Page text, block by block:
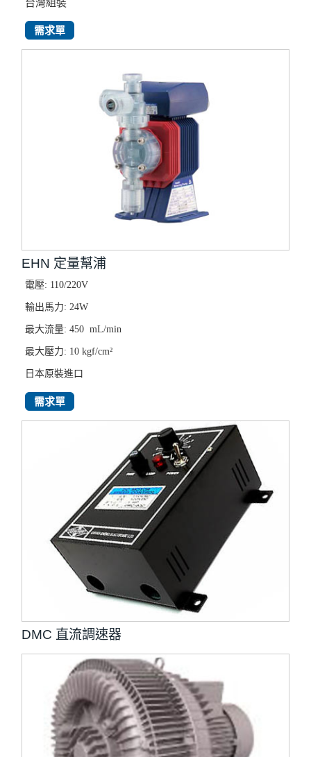
台灣組裝
需求單
EHN 定量幫浦
電壓: 110/220V
輸出馬力: 24W
最大流量: 450 mL/min
最大壓力: 10 kgf/cm²
日本原裝進口
需求單
DMC 直流調速器